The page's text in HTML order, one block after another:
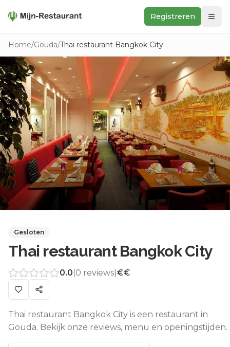
Registreren
Zoeken
In de buurt
Ontdek
Keukens
Foodwall
Reviews
Home/Gouda/Thai restaurant Bangkok City
Gesloten
Thai restaurant Bangkok City
0.0(0 reviews)€€
Thai restaurant Bangkok City is een restaurant in
Gouda. Bekijk onze reviews, menu en openingstijden.